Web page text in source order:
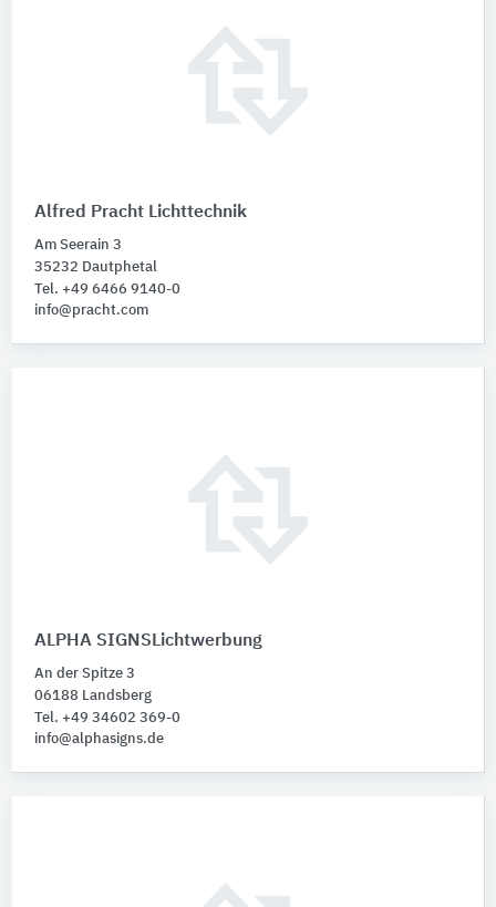
Alfred Pracht Lichttechnik
Am Seerain 3
35232 Dautphetal
Tel. +49 6466 9140-0
info@pracht.com
ALPHA SIGNSLichtwerbung
An der Spitze 3
06188 Landsberg
Tel. +49 34602 369-0
info@alphasigns.de